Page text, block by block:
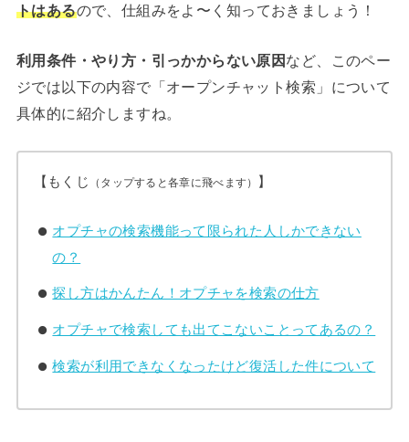
トはあるので、仕組みをよ〜く知っておきましょう！
利用条件・やり方・引っかからない原因 など、このペー
ジでは以下の内容で「オープンチャット検索」について
具体的に紹介しますね。
【もくじ （タップすると各章に飛べます） 】
オプチャの検索機能って限られた人しかできない
の？
探し方はかんたん！オプチャを検索の仕方
オプチャで検索しても出てこないことってあるの？
検索が利用できなくなったけど復活した件について